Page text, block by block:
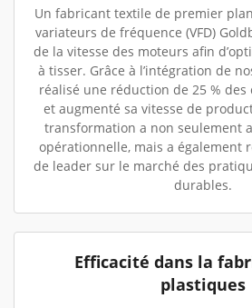
Un fabricant textile de premier
variateurs de fréquence (VFD)
de la vitesse des moteurs afin
à tisser. Grâce à l’intégration de
réalisé une réduction de 25 %
et augmenté sa vitesse de
transformation a non seulement
opérationnelle, mais a également
de leader sur le marché des
durables.
Efficacité dans la
plastiques